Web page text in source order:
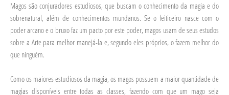
Magos são conjuradores estudiosos, que buscam o conhecimento da magia e do
sobrenatural, além de conhecimentos mundanos. Se o feiticeiro nasce com o
poder arcano e o bruxo faz um pacto por este poder, magos usam de seus estudos
sobre a Arte para melhor manejá-la e, segundo eles próprios, o fazem melhor do
que ninguém.
Como os maiores estudiosos da magia, os magos possuem a maior quantidade de
magias disponíveis entre todas as classes, fazendo com que um mago seja